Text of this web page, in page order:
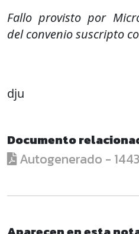
Fallo provisto por
del convenio suscripto
dju
Documento
Autogenerado -